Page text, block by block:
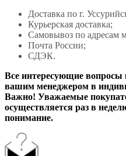
Доставка по г.
Курьерская доставка;
Самовывоз по адресам
Почта России;
СДЭК.
Все интересующие вопросы
вашим менеджером в
Важно! Уважаемые
осуществляется раз в
понимание.